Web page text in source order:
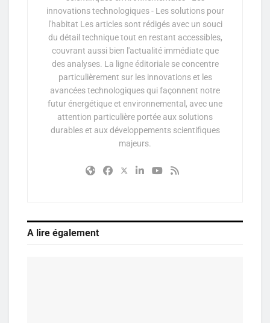
innovations technologiques - Les solutions pour
l'habitat Les articles sont rédigés avec un souci
du détail technique tout en restant accessibles,
couvrant aussi bien l'actualité immédiate que
des analyses. La ligne éditoriale se concentre
particulièrement sur les innovations et les
avancées technologiques qui façonnent notre
futur énergétique et environnemental, avec une
attention particulière portée aux solutions
durables et aux développements scientifiques
majeurs.
A lire également